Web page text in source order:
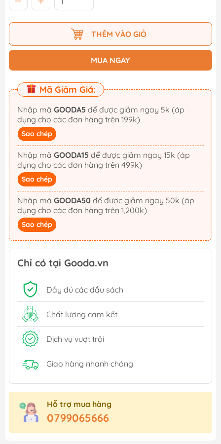
THÊM VÀO GIỎ
MUA NGAY
Mã Giảm Giá:
Nhập mã GOODA5
dụng cho các đơn hàng trên 199k)
Sao chép
Nhập mã GOODA15
dụng cho các đơn hàng trên 499k)
Sao chép
Nhập mã GOODA50
dụng cho các đơn hàng trên 1,200k)
Sao chép
Chỉ có tại Gooda.vn
Đầy đủ các đầu sách
Chất lượng cam kết
Dịch vụ vượt trội
Giao hàng nhanh chóng
Hỗ trợ mua hàng
0799065666